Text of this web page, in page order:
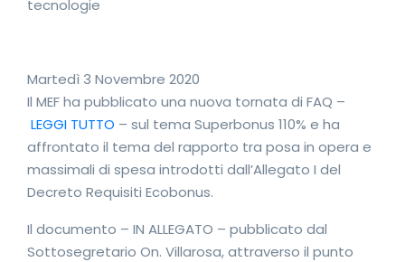
tecnologie
Martedì 3 Novembre 2020
Il MEF ha pubblicato una nuova tornata di FAQ –
LEGGI TUTTO – sul tema Superbonus 110% e ha
affrontato il tema del rapporto tra posa in opera e
massimali di spesa introdotti dall’Allegato I del
Decreto Requisiti Ecobonus.
Il documento – IN ALLEGATO – pubblicato dal
Sottosegretario On. Villarosa, attraverso il punto